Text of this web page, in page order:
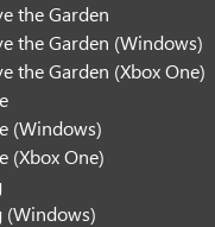
the Garden
the Garden (Windows)
the Garden (Xbox One)
(Windows)
(Xbox One)
(Windows)